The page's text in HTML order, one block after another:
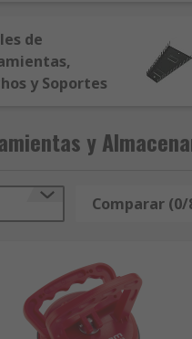
de
y Soportes
y
Comparar (0/